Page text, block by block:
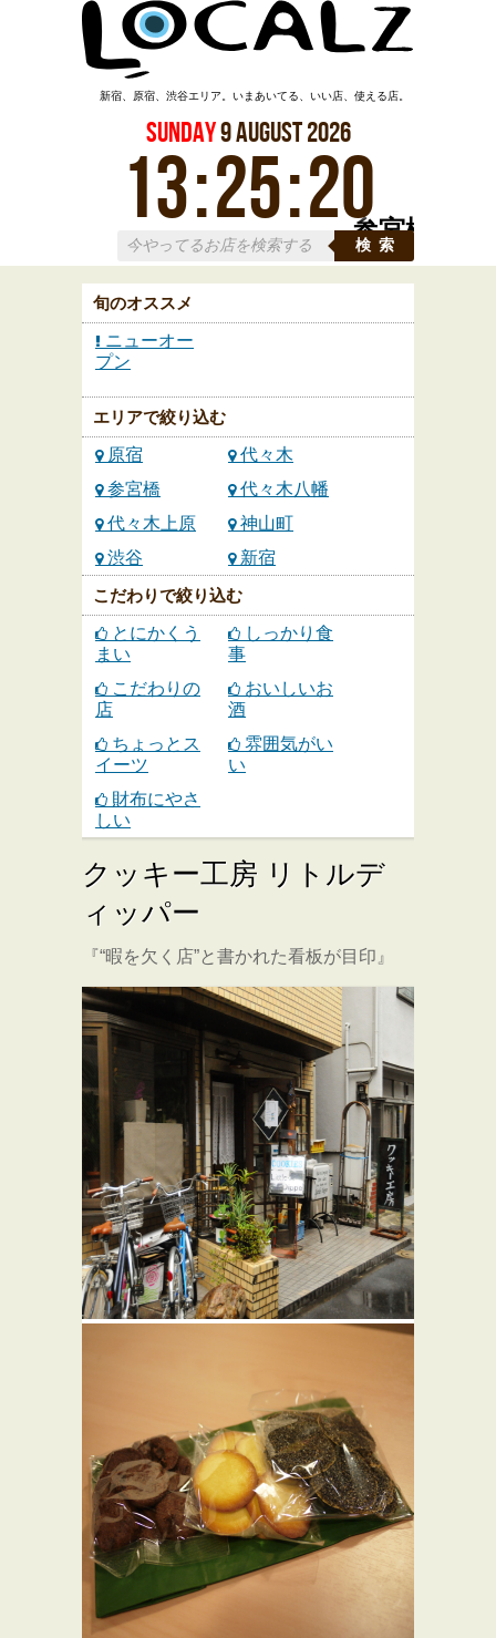
参宮橋
新宿、原宿、渋谷エリア。いまあいてる、いい店、使える店。
Sunday9August2026
13:25:21
検索
旬のオススメ
ニューオー
プン
エリアで絞り込む
原宿
代々木
参宮橋
代々木八幡
代々木上原
神山町
渋谷
新宿
こだわりで絞り込む
とにかくう
まい
しっかり食
事
こだわりの
店
おいしいお
酒
ちょっとス
イーツ
雰囲気がい
い
財布にやさ
しい
クッキー工房 リトルデ
ィッパー
『“暇を欠く店”と書かれた看板が目印』